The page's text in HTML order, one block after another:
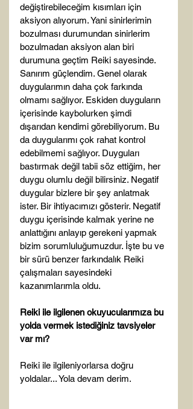
değiştirebileceğim kısımları için
aksiyon alıyorum. Yani sinirlerimin
bozulması durumundan sinirlerim
bozulmadan aksiyon alan biri
durumuna geçtim Reiki sayesinde.
Sanırım güçlendim. Genel olarak
duygularımın daha çok farkında
olmamı sağlıyor. Eskiden duyguların
içerisinde kaybolurken şimdi
dışarıdan kendimi görebiliyorum. Bu
da duygularımı çok rahat kontrol
edebilmemi sağlıyor. Duyguları
bastırmak değil tabii söz ettiğim, her
duygu olumlu değil bilirsiniz. Negatif
duygular bizlere bir şey anlatmak
ister. Bir ihtiyacımızı gösterir. Negatif
duygu içerisinde kalmak yerine ne
anlattığını anlayıp gerekeni yapmak
bizim sorumluluğumuzdur. İşte bu ve
bir sürü benzer farkındalık Reiki
çalışmaları sayesindeki
kazanımlarımla oldu.
Reiki ile ilgilenen okuyucularımıza bu
yolda vermek istediğiniz tavsiyeler
var mı?
Reiki ile ilgileniyorlarsa doğru
yoldalar... Yola devam derim.